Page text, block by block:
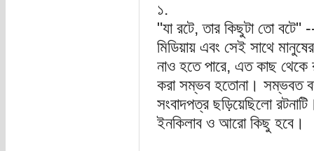
১.
"যা রটে, তার কিছুটা তো বটে"
মিডিয়ায় এবং সেই সাথে
নাও হতে পারে, এত কাছ থেকে
করা সম্ভব হতোনা। সম্ভবত
সংবাদপত্র ছড়িয়েছিলো
ইনকিলাব ও আরো কিছু হবে।